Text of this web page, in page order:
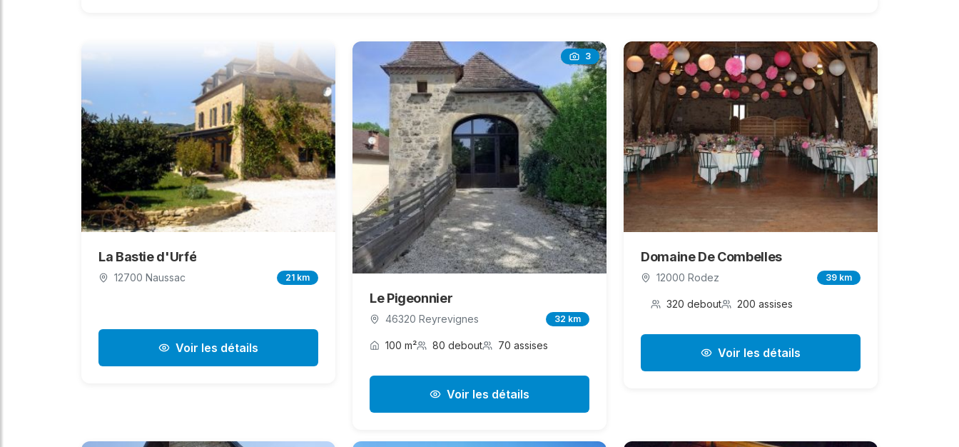
La Bastie d'Urfé
12700 Naussac 21 km
Voir les détails
3
Le Pigeonnier
46320 Reyrevignes 32 km
100 m² 80 debout 70 assises
Voir les détails
Domaine De Combelles
12000 Rodez 39 km
320 debout 200 assises
Voir les détails